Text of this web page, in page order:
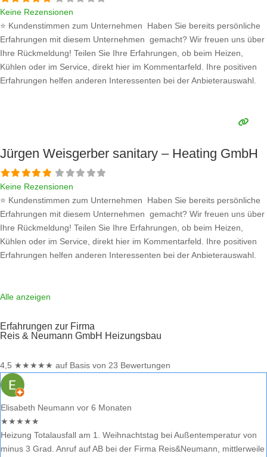
Keine Rezensionen
⭐ Kundenstimmen zum Unternehmen Haben Sie bereits persönliche
Erfahrungen mit diesem Unternehmen gemacht? Wir freuen uns über
Ihre Rückmeldung! Teilen Sie Ihre Erfahrungen, ob beim Heizen,
Kühlen oder im Service, direkt hier im Kommentarfeld. Ihre positiven
Erfahrungen helfen anderen Interessenten bei der Anbieterauswahl.
Jürgen Weisgerber sanitary – Heating GmbH
Keine Rezensionen
⭐ Kundenstimmen zum Unternehmen Haben Sie bereits persönliche
Erfahrungen mit diesem Unternehmen gemacht? Wir freuen uns über
Ihre Rückmeldung! Teilen Sie Ihre Erfahrungen, ob beim Heizen,
Kühlen oder im Service, direkt hier im Kommentarfeld. Ihre positiven
Erfahrungen helfen anderen Interessenten bei der Anbieterauswahl.
Alle anzeigen
Erfahrungen zur Firma
Reis & Neumann GmbH Heizungsbau
4,5 ★★★★★ auf Basis von 23 Bewertungen
Elisabeth Neumann vor 6 Monaten
★★★★★
Heizung Totalausfall am 1. Weihnachtstag bei Außentemperatur von
minus 3 Grad. Anruf auf AB bei der Firma Reis&Neumann, mittlerweile